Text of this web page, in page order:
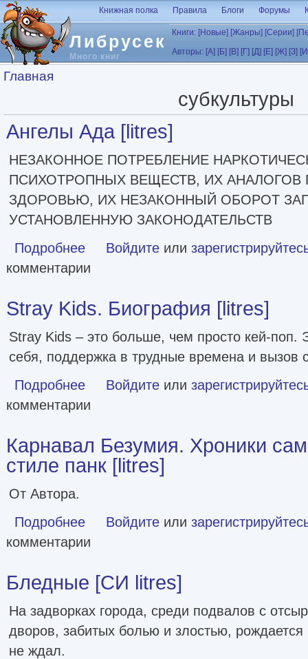
Перейти к основному содержанию
Либрусек
Много книг
Книжная полка Правила Блоги Форумы
Книги: [Новые] [Жанры] [Серии]
Авторы: [А] [Б] [В] [Г] [Д] [Е] [Ж] [З]
Вы здесь
Главная
субкультуры
Ангелы Ада [litres]
НЕЗАКОННОЕ ПОТРЕБЛЕНИЕ
ПСИХОТРОПНЫХ ВЕЩЕСТВ, ИХ АНАЛОГОВ
ЗДОРОВЬЮ, ИХ НЕЗАКОННЫЙ ОБОРОТ
УСТАНОВЛЕННУЮ ЗАКОНОДАТЕЛЬСТВ
Подробнее о Ангелы Ада [litres]
Войдите или
комментарии
Stray Kids. Биография [litres]
Stray Kids – это больше, чем просто кей-поп.
себя, поддержка в трудные времена и вызов
Подробнее о Stray Kids. Биография [litres]
Войдите или
комментарии
Карнавал Безумия. Хроники
стиле панк [litres]
От Автора.
Подробнее о Карнавал Безумия. Хроники саморазрушения в стиле
Войдите или
комментарии
Бледные [СИ litres]
На задворках города, среди подвалов с
дворов, забитых болью и злостью, рождается
не ждал.